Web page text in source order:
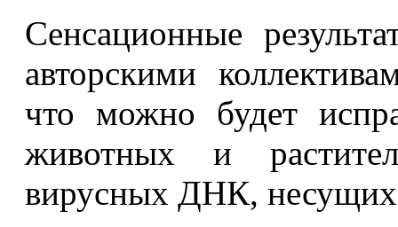
Сенсационные
авторскими
что можно будет
животных и
вирусных ДНК,